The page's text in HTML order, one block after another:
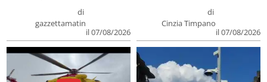
di
gazzettamatin
il 07/08/2026
di
Cinzia Timpano
il 07/08/2026